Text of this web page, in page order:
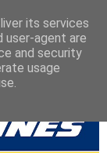
its services
user-agent are
and security
usage